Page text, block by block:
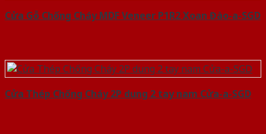
Cửa Gỗ Chống Cháy MDF Veneer P1R2 Xoan Đào-a-SGD
Cửa Thép Chống Cháy 2P dung 2 tay nam Cửa-a-SGD